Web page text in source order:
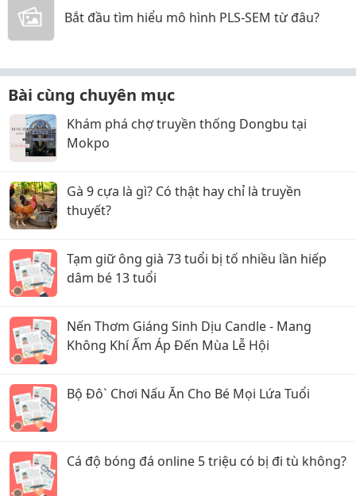
Bắt đầu tìm hiểu mô hình PLS-SEM từ đâu?
Bài cùng chuyên mục
Khám phá chợ truyền thống Dongbu tại
Mokpo
Gà 9 cựa là gì? Có thật hay chỉ là truyền
thuyết?
Tạm giữ ông già 73 tuổi bị tố nhiều lần hiếp
dâm bé 13 tuổi
Nến Thơm Giáng Sinh Dịu Candle - Mang
Không Khí Ấm Áp Đến Mùa Lễ Hội
Bộ Đô` Chơi Nấu Ăn Cho Bé Mọi Lứa Tuổi
Cá độ bóng đá online 5 triệu có bị đi tù không?